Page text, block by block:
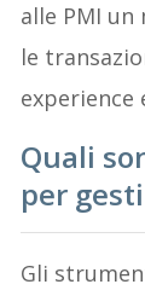
alle PMI
le
Quali
per
Gli